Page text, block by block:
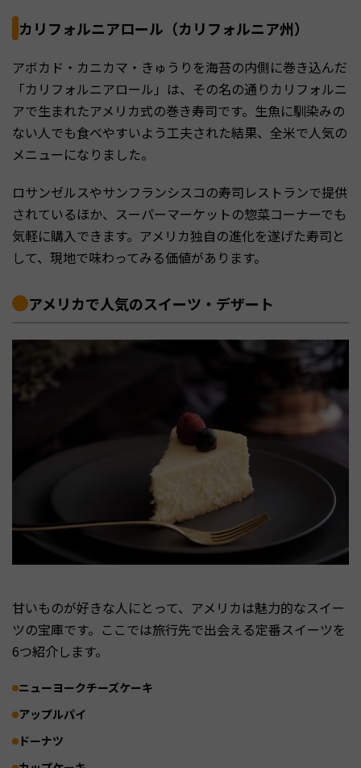
カリフォルニアロール（カリフォルニア州）
アボカド・カニカマ・きゅうりを海苔の内側に巻き込んだ
「カリフォルニアロール」は、その名の通りカリフォルニ
アで生まれたアメリカ式の巻き寿司です。生魚に馴染みの
ない人でも食べやすいよう工夫された結果、全米で人気の
メニューになりました。
ロサンゼルスやサンフランシスコの寿司レストランで提供
されているほか、スーパーマーケットの惣菜コーナーでも
気軽に購入できます。アメリカ独自の進化を遂げた寿司と
して、現地で味わってみる価値があります。
アメリカで人気のスイーツ・デザート
甘いものが好きな人にとって、アメリカは魅力的なスイー
ツの宝庫です。ここでは旅行先で出会える定番スイーツを
6つ紹介します。
ニューヨークチーズケーキ
アップルパイ
ドーナツ